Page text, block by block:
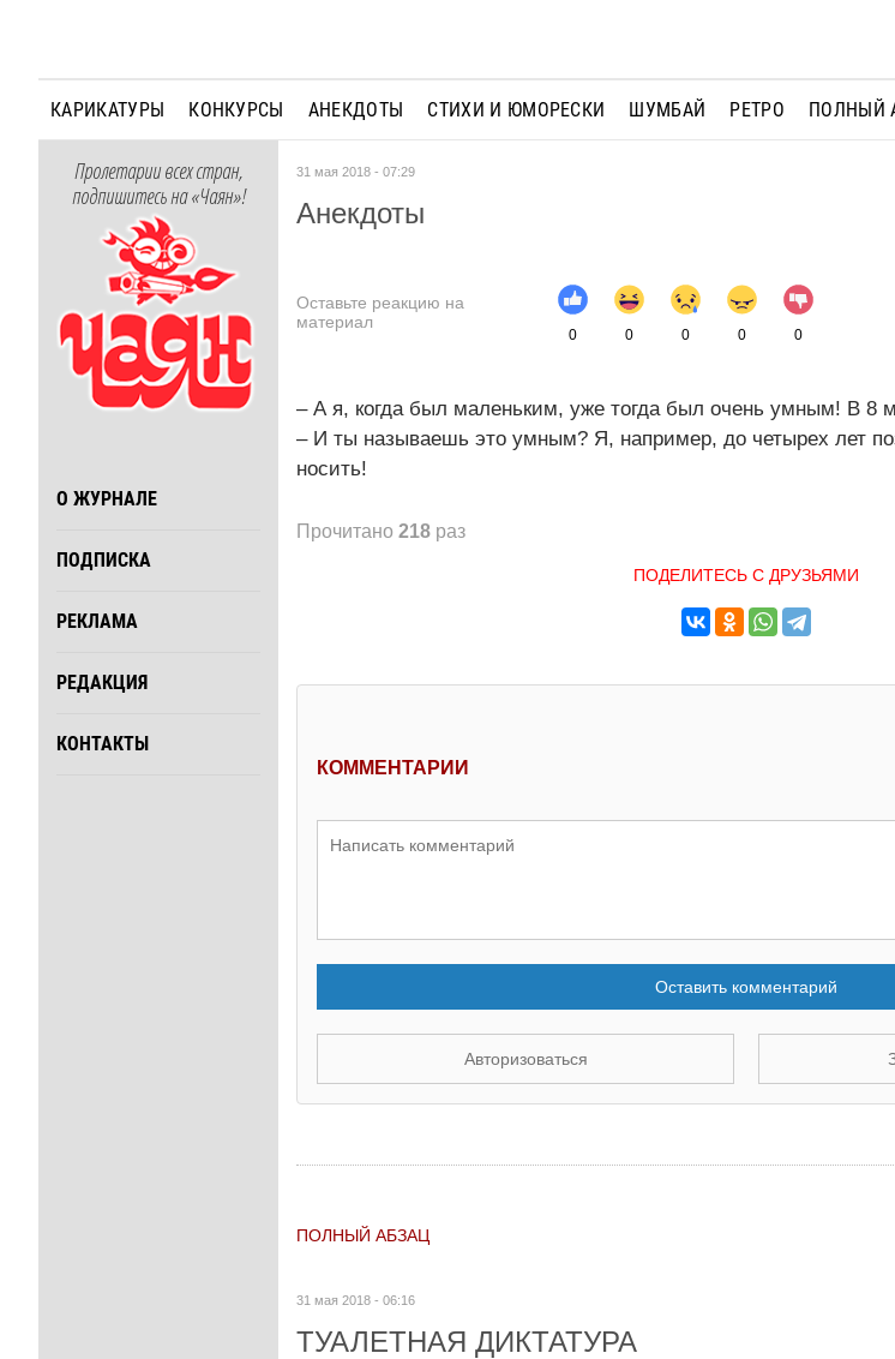
КАРИКАТУРЫ КОНКУРСЫ АНЕКДОТЫ СТИХИ И ЮМОРЕСКИ ШУМБАЙ РЕТРО ПОЛНЫЙ
Пролетарии всех стран,
подпишитесь на «Чаян»!
О ЖУРНАЛЕ
ПОДПИСКА
РЕКЛАМА
РЕДАКЦИЯ
КОНТАКТЫ
31 мая 2018 - 07:29
Анекдоты
Оставьте реакцию на
материал
0 0 0 0 0
– А я, когда был маленьким, уже тогда был очень умным! В 8
– И ты называешь это умным? Я, например, до четырех лет
носить!
Прочитано 218 раз
ПОДЕЛИТЕСЬ С ДРУЗЬЯМИ
КОММЕНТАРИИ
Оставить комментарий
Авторизоваться
ПОЛНЫЙ АБЗАЦ
31 мая 2018 - 06:16
ТУАЛЕТНАЯ ДИКТАТУРА